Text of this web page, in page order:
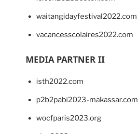
waitangidayfestival2022.com
vacancesscolaires2022.com
MEDIA PARTNER II
isth2022.com
p2b2pabi2023-makassar.com
wocfparis2023.org